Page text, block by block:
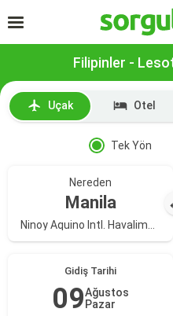
Filipinler -
Uçak Otel
Tek Yön
Nereden
Manila
Gidiş Tarihi
09Ağustos
Pazar